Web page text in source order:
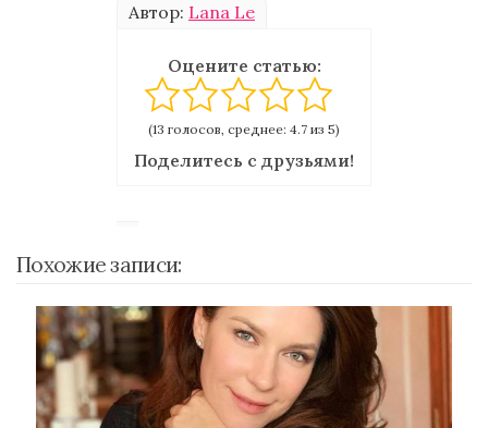
Автор: Lana Le
Оцените статью:
(13 голосов, среднее: 4.7 из 5)
Поделитесь с друзьями!
Похожие записи: